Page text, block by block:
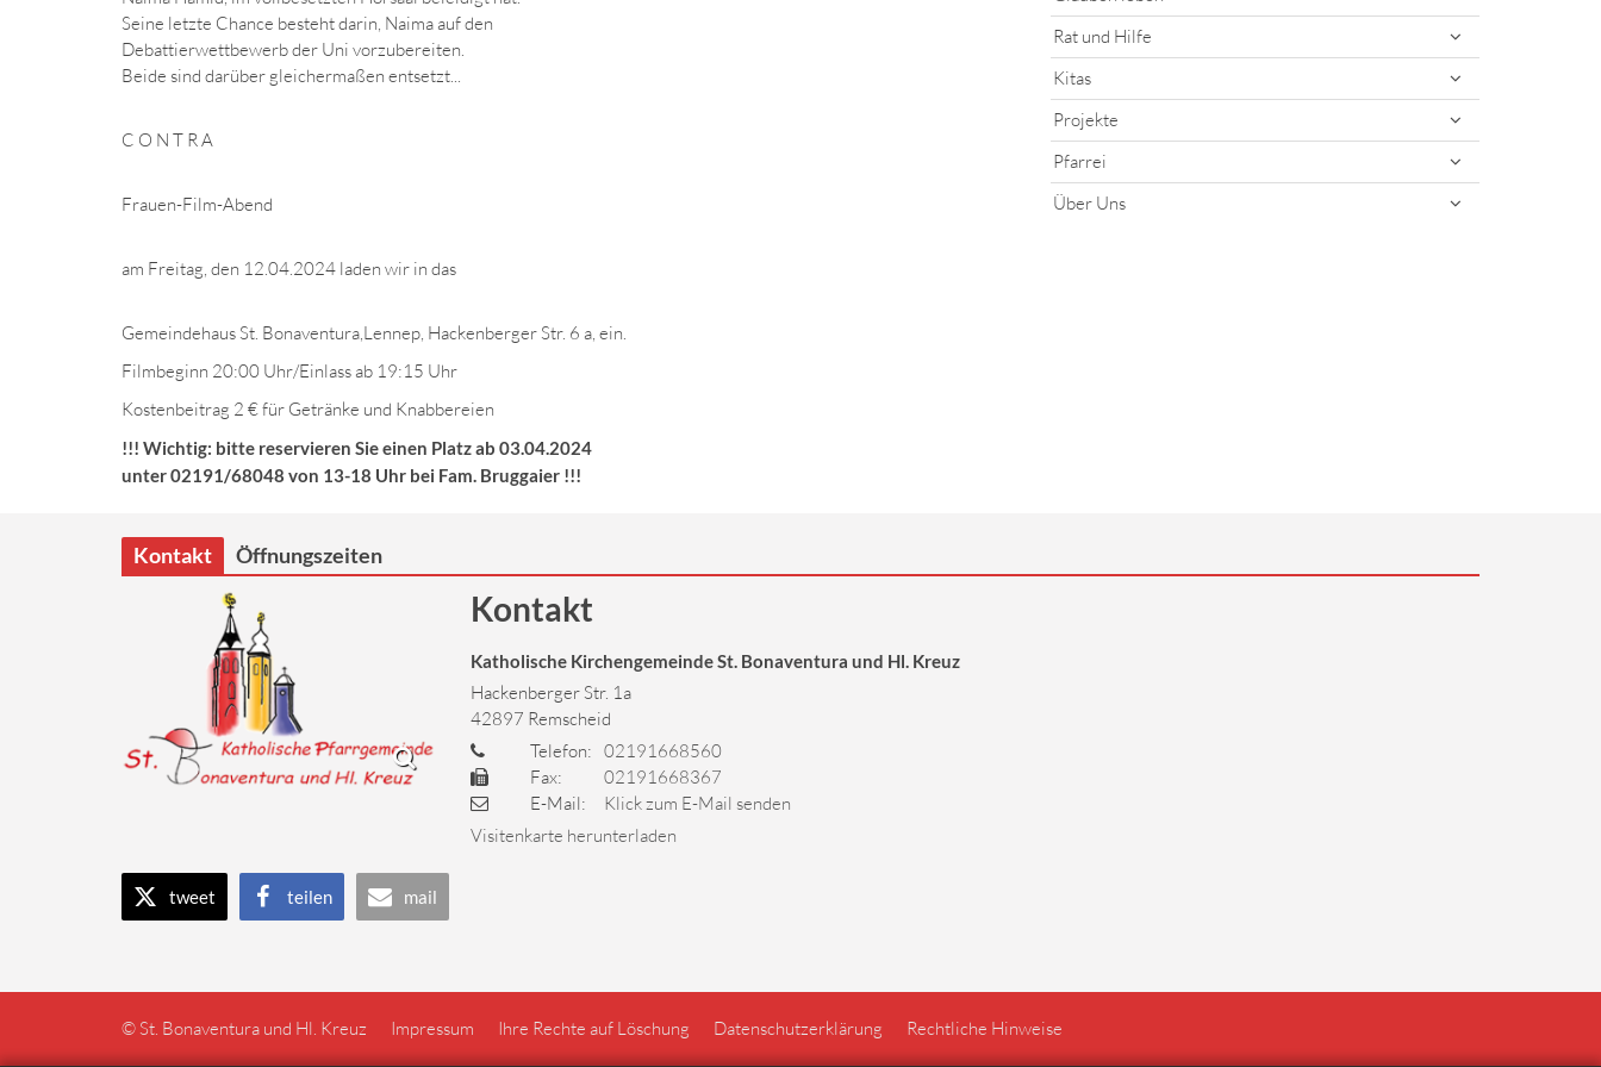
Seine letzte Chance besteht darin, Naima auf den
Debattierwettbewerb der Uni vorzubereiten.
Beide sind darüber gleichermaßen entsetzt...
C O N T R A
Frauen-Film-Abend
am Freitag, den 12.04.2024 laden wir in das
Gemeindehaus St. Bonaventura,Lennep, Hackenberger Str. 6 a, ein.
Filmbeginn 20:00 Uhr/Einlass ab 19:15 Uhr
Kostenbeitrag 2 € für Getränke und Knabbereien
!!! Wichtig: bitte reservieren Sie einen Platz ab 03.04.2024
unter 02191/68048 von 13-18 Uhr bei Fam. Bruggaier !!!
Rat und Hilfe
Kitas
Projekte
Pfarrei
Über Uns
Kontakt Öffnungszeiten
Kontakt
Katholische Kirchengemeinde St. Bonaventura und Hl. Kreuz
Hackenberger Str. 1a
42897 Remscheid
Telefon: 02191668560
Fax:
02191668367
E-Mail:
Klick zum E-Mail senden
Visitenkarte herunterladen
tweet teilen mail
© St. Bonaventura und Hl. Kreuz Impressum Ihre Rechte auf Löschung Datenschutzerklärung Rechtliche Hinweise